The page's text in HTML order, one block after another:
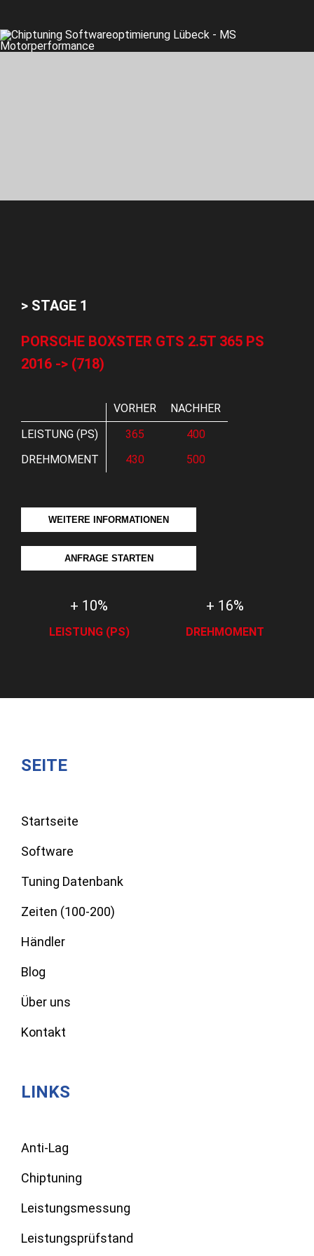
> STAGE 1
PORSCHE BOXSTER GTS 2.5T 365 PS
2016 -> (718)
VORHER
NACHHER
LEISTUNG (PS)
365
400
DREHMOMENT
430 500
WEITERE INFORMATIONEN
ANFRAGE STARTEN
+ 10%
LEISTUNG (PS)
+ 16%
DREHMOMENT
SEITE
Startseite
Software
Tuning Datenbank
Zeiten (100-200)
Händler
Blog
Über uns
Kontakt
LINKS
Anti-Lag
Chiptuning
Leistungsmessung
Leistungsprüfstand